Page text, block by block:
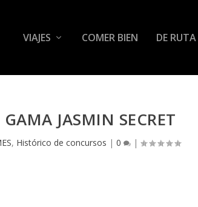
VIAJES COMER BIEN DE RUTA
JASMIN SECRET
, Histórico de concursos | 0 |